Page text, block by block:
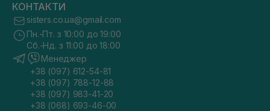
КОНТАКТИ
sisters.co.ua@gmail.com
Пн.-Пт. з 10:00 до 19:00
Сб.-Нд. з 11:00 до 18:00
Менеджер
+38 (097) 612-54-81
+38 (097) 788-12-88
+38 (097) 983-41-20
+38 (068) 693-46-00